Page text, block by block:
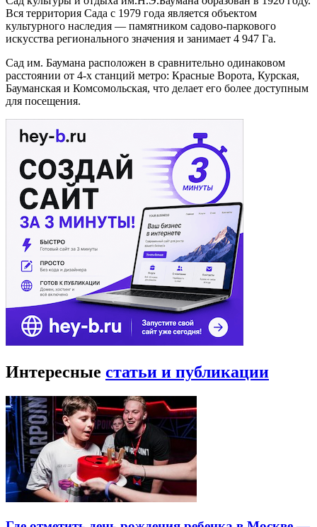
Вся территория Сада с 1979 года является объектом
культурного наследия — памятником садово-паркового
искусства регионального значения и занимает 4 947 Га.
Сад им. Баумана расположен в сравнительно одинаковом
расстоянии от 4-х станций метро: Красные Ворота, Курская,
Бауманская и Комсомольская, что делает его более доступным
для посещения.
Интересные статьи и публикации